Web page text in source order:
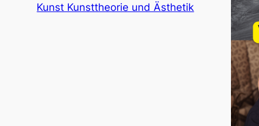
Kunst Kunsttheorie und Ästhetik